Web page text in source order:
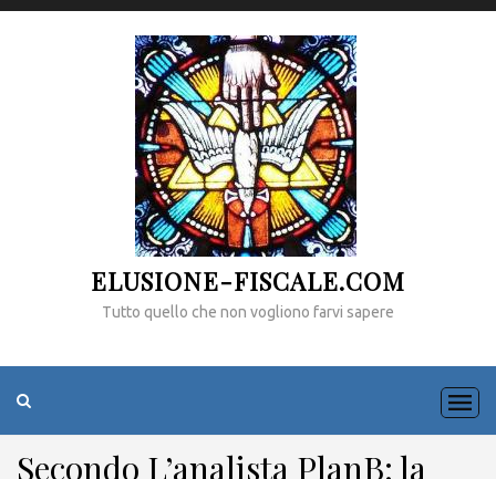
ELUSIONE-FISCALE.COM
Tutto quello che non vogliono farvi sapere
Secondo L’analista PlanB: la